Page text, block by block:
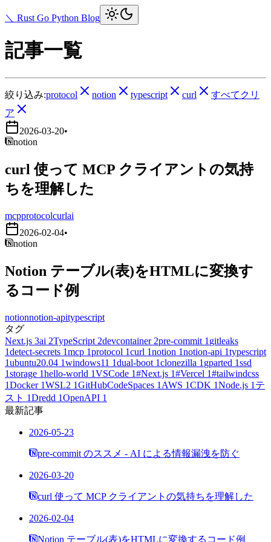
＼ Rust Go Python Blog
記事一覧
絞り込み:protocol notion typescript curl
すべてクリ
ア
2026-03-20•
notion
curl 使って MCP クライアントの気持
ちを理解した
mcpprotocolcurlai
2026-02-04•
notion
Notion テーブル(表)をHTMLに変換す
るコード例
notionnotion-apitypescript
タグ
Next.js 3ai 2TypeScript 2devcontainer 2pre-commit 1 gitleaks
1detect-secrets 1mcp 1protocol 1curl 1notion 1notion-api 1typescript
1ubuntu20.04 1windows11 1dual-boot 1clonezilla 1 gparted 1ssd
1storage 1hello-world 1VSCode 1#Next.js 1#Vercel 1#tailwindcss
1Docker 1WSL2 1GitHubCodeSpaces 1 AWS 1CDK 1Node.js 1 テ
スト 1Dredd 1OpenAPI 1
最新記事
2026-05-23
pre-commit のススメ - AI による情報漏洩を防ぐ
2026-03-20
curl 使って MCP クライアントの気持ちを理解した
2026-02-04
Notion テーブル(表)をHTMLに変換するコード例